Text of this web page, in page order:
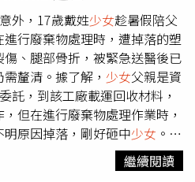
「副歌卡在一個你準備要換假
在那邊。」栩栩也表示自己在
音擔當」丞妘更透露：「這首
時，還有背景有很多笑聲都是
外，17歲戴姓少女趁暑假陪父
行廢棄物處理時，遭掉落的塑
傷、腿部骨折，被緊急送醫後已
釐清。據了解， 少女父親是資
託，到該工廠載運回收材料，
但在進行廢棄物處理作業時，
原因掉落，剛好砸中少女 。戴
發現她頭部有撕裂傷且右大腿骨
送往林口長庚醫院救治後已無
繼續閱讀